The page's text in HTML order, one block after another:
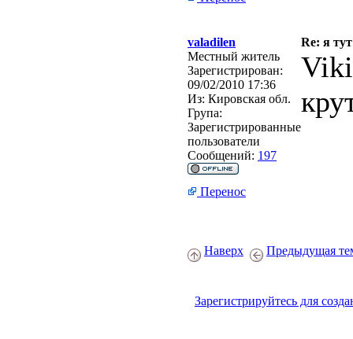
valadilen
Re: я
Местный житель
Зарегистрирован:
09/02/2010 17:36
Из: Кировская обл.
Група:
Зарегистрированные
пользователи
Сообщений: 197
Перенос
Наверх Предыдущая
Зарегистрируйтесь для